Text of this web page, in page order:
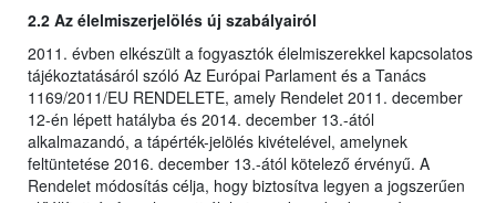
2.2 Az élelmiszerjelölés új szabályairól
2011. évben elkészült a fogyasztók élelmiszerekkel kapcsolatos
tájékoztatásáról szóló Az Európai Parlament és a Tanács
1169/2011/EU RENDELETE, amely Rendelet 2011. december
12-én lépett hatályba és 2014. december 13.-ától
alkalmazandó, a tápérték-jelölés kivételével, amelynek
feltüntetése 2016. december 13.-ától kötelező érvényű. A
Rendelet módosítás célja, hogy biztosítva legyen a jogszerűen